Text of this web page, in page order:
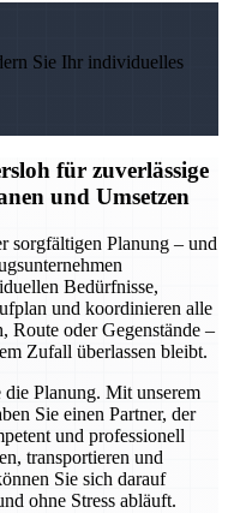
Sie Ihr individuelles
für zuverlässige
und Umsetzen
sorgfältigen Planung – und
Bedürfnisse,
und koordinieren alle
Route oder Gegenstände –
Zufall überlassen bleibt.
Planung. Mit unserem
Sie einen Partner, der
und professionell
transportieren und
Sie sich darauf
ohne Stress abläuft.